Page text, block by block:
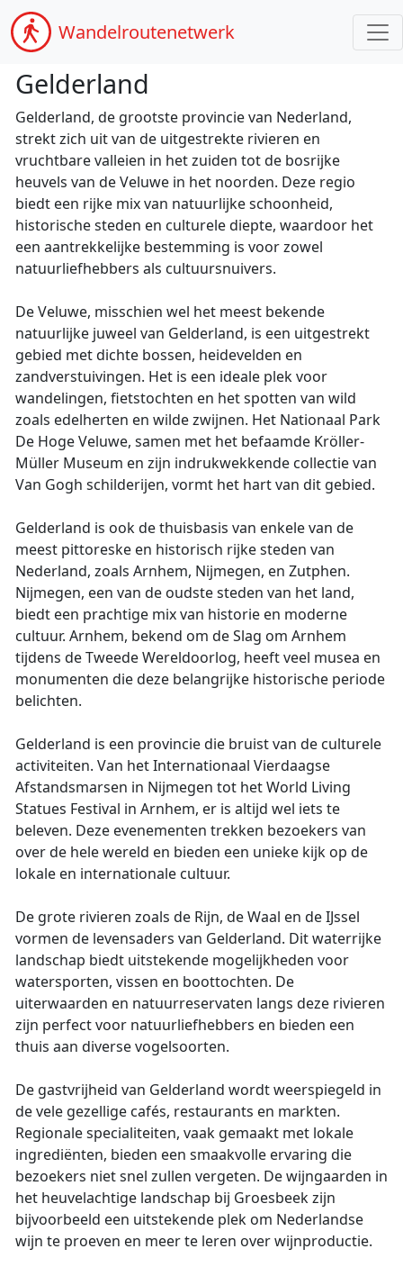
Wandelroutenetwerk
Gelderland
Gelderland, de grootste provincie van Nederland,
strekt zich uit van de uitgestrekte rivieren en
vruchtbare valleien in het zuiden tot de bosrijke
heuvels van de Veluwe in het noorden. Deze regio
biedt een rijke mix van natuurlijke schoonheid,
historische steden en culturele diepte, waardoor het
een aantrekkelijke bestemming is voor zowel
natuurliefhebbers als cultuursnuivers.
De Veluwe, misschien wel het meest bekende
natuurlijke juweel van Gelderland, is een uitgestrekt
gebied met dichte bossen, heidevelden en
zandverstuivingen. Het is een ideale plek voor
wandelingen, fietstochten en het spotten van wild
zoals edelherten en wilde zwijnen. Het Nationaal Park
De Hoge Veluwe, samen met het befaamde Kröller-
Müller Museum en zijn indrukwekkende collectie van
Van Gogh schilderijen, vormt het hart van dit gebied.
Gelderland is ook de thuisbasis van enkele van de
meest pittoreske en historisch rijke steden van
Nederland, zoals Arnhem, Nijmegen, en Zutphen.
Nijmegen, een van de oudste steden van het land,
biedt een prachtige mix van historie en moderne
cultuur. Arnhem, bekend om de Slag om Arnhem
tijdens de Tweede Wereldoorlog, heeft veel musea en
monumenten die deze belangrijke historische periode
belichten.
Gelderland is een provincie die bruist van de culturele
activiteiten. Van het Internationaal Vierdaagse
Afstandsmarsen in Nijmegen tot het World Living
Statues Festival in Arnhem, er is altijd wel iets te
beleven. Deze evenementen trekken bezoekers van
over de hele wereld en bieden een unieke kijk op de
lokale en internationale cultuur.
De grote rivieren zoals de Rijn, de Waal en de IJssel
vormen de levensaders van Gelderland. Dit waterrijke
landschap biedt uitstekende mogelijkheden voor
watersporten, vissen en boottochten. De
uiterwaarden en natuurreservaten langs deze rivieren
zijn perfect voor natuurliefhebbers en bieden een
thuis aan diverse vogelsoorten.
De gastvrijheid van Gelderland wordt weerspiegeld in
de vele gezellige cafés, restaurants en markten.
Regionale specialiteiten, vaak gemaakt met lokale
ingrediënten, bieden een smaakvolle ervaring die
bezoekers niet snel zullen vergeten. De wijngaarden in
het heuvelachtige landschap bij Groesbeek zijn
bijvoorbeeld een uitstekende plek om Nederlandse
wijn te proeven en meer te leren over wijnproductie.